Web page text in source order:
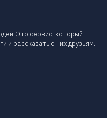
Это сервис, который
и рассказать о них друзьям.